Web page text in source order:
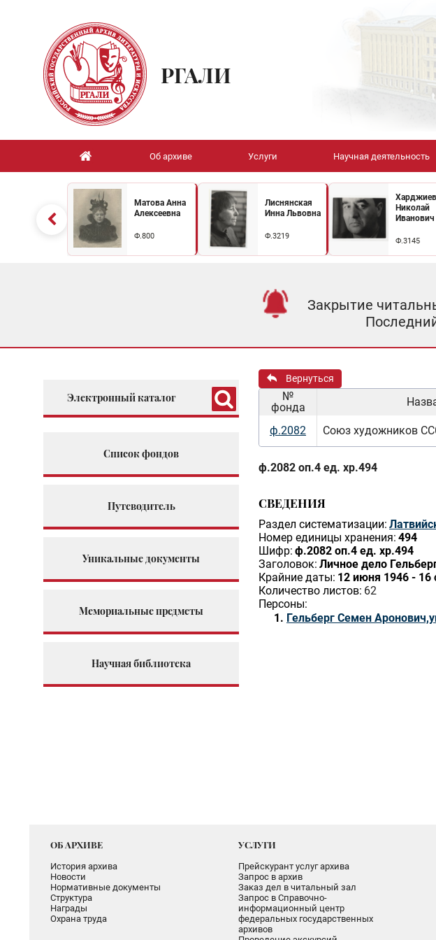
РГАЛИ
Об архиве Услуги Научная деятельность
Матова Анна
Алексеевна
Ф.800
Лиснянская
Инна Львовна
Ф.3219
Харджиев
Николай
Иванович
Ф.3145
Закрытие
Электронный каталог
Список фондов
Путеводитель
Уникальные документы
Мемориальные предметы
Научная библиотека
Вернуться
№
фонда
ф.2082
Союз художников
ф.2082 оп.4 ед. хр.494
СВЕДЕНИЯ
Раздел систематизации:
Номер единицы хранения: 494
Шифр: ф.2082 оп.4 ед. хр.494
Заголовок: Личное дело
Крайние даты: 12 июня 1946 - 16
Количество листов: 62
Персоны:
Гельберг Семен
ОБ АРХИВЕ
История архива
Новости
Нормативные документы
Структура
Награды
Охрана труда
УСЛУГИ
Прейскурант услуг архива
Запрос в архив
Заказ дел в читальный зал
Запрос в Справочно-
информационный центр
федеральных государственных
архивов